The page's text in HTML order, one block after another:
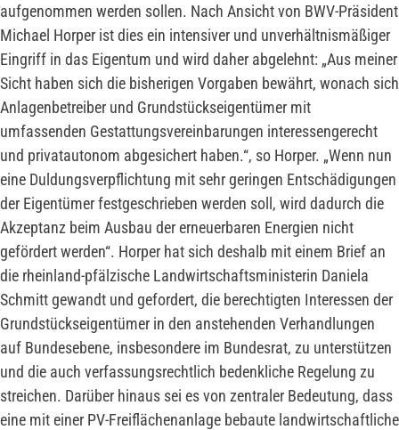
aufgenommen werden sollen. Nach Ansicht von BWV-Präsident
Michael Horper ist dies ein intensiver und unverhältnismäßiger
Eingriff in das Eigentum und wird daher abgelehnt: „Aus meiner
Sicht haben sich die bisherigen Vorgaben bewährt, wonach sich
Anlagenbetreiber und Grundstückseigentümer mit
umfassenden Gestattungsvereinbarungen interessengerecht
und privatautonom abgesichert haben.“, so Horper. „Wenn nun
eine Duldungsverpflichtung mit sehr geringen Entschädigungen
der Eigentümer festgeschrieben werden soll, wird dadurch die
Akzeptanz beim Ausbau der erneuerbaren Energien nicht
gefördert werden“. Horper hat sich deshalb mit einem Brief an
die rheinland-pfälzische Landwirtschaftsministerin Daniela
Schmitt gewandt und gefordert, die berechtigten Interessen der
Grundstückseigentümer in den anstehenden Verhandlungen
auf Bundesebene, insbesondere im Bundesrat, zu unterstützen
und die auch verfassungsrechtlich bedenkliche Regelung zu
streichen. Darüber hinaus sei es von zentraler Bedeutung, dass
eine mit einer PV-Freiflächenanlage bebaute landwirtschaftliche